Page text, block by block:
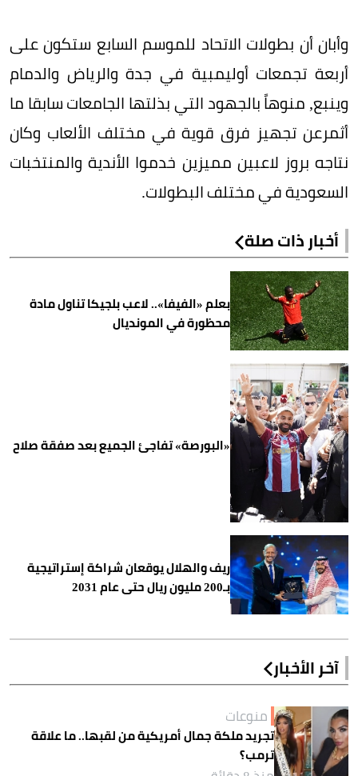
وأبان أن بطولات الاتحاد للموسم السابع ستكون على
أربعة تجمعات أوليمبية في جدة والرياض والدمام
وينبع, منوهاً بالجهود التي بذلتها الجامعات سابقا ما
أثمرعن تجهيز فرق قوية في مختلف الألعاب وكان
نتاجه بروز لاعبين مميزين خدموا الأندية والمنتخبات
السعودية في مختلف البطولات.
أخبار ذات صلة
بعلم «الفيفا».. لاعب بلجيكا تناول مادة
محظورة في المونديال
«البورصة» تفاجئ الجميع بعد صفقة صلاح
ريف والهلال يوقعان شراكة إستراتيجية
بـ200 مليون ريال حتى عام 2031
آخر الأخبار
منوعات
تجريد ملكة جمال أمريكية من لقبها.. ما علاقة
ترمب؟